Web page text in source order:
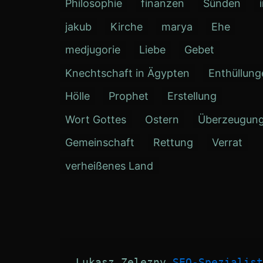
Philosophie
finanzen Sünden
jakub
Kirche marya
Ehe
medjugorie
Liebe
Gebet
Knechtschaft in Ägypten
Hölle
Prophet
Erstellung
Wort Gottes
Ostern
Gemeinschaft
Rettung
Verrat
verheißenes Land